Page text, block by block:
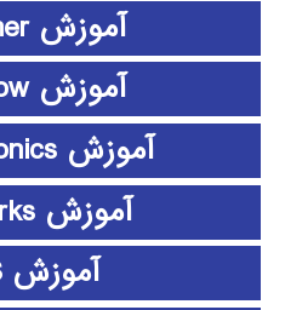
آموزش rapidminer
آموزش ShowFlow
آموزش SimElectronics
آموزش SolidWorks
آموزش SPSS